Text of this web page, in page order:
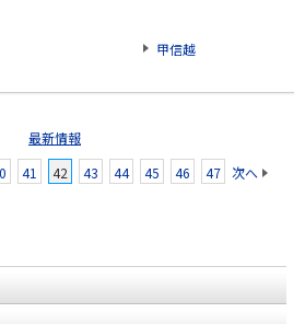
甲信越
最新情報
41 42 43 44 45 46 47 次へ